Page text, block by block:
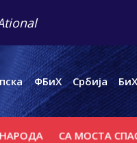
ФБиХ Србија БиХ
СА МОСТА СПАСА У